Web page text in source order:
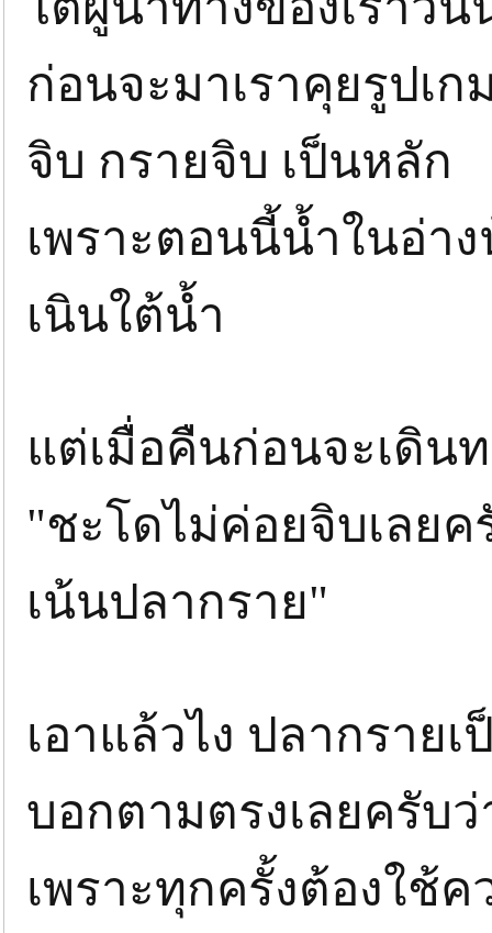
ก่อนจะมาเราคุยรูปเ
จิบ กรายจิบ เป็นหลัก
เพราะตอนนี้น้ำในอ่า
เนินใต้น้ำ
แต่เมื่อคืนก่อนจะเดิน
"ชะโดไม่ค่อยจิบเลย
เน้นปลากราย"
เอาแล้วไง ปลากราย
บอกตามตรงเลยครับ
เพราะทุกครั้งต้องใช้